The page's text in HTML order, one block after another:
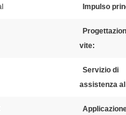
Impulso
vite:
Servizio di
assistenza